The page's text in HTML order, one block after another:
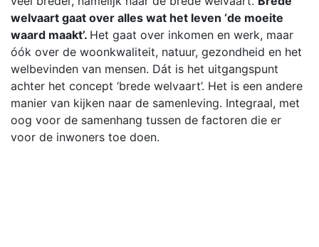
welvaart gaat over alles wat het leven ‘de moeite
waard maakt’. Het gaat over inkomen en werk, maar
óók over de woonkwaliteit, natuur, gezondheid en het
welbevinden van mensen. Dát is het uitgangspunt
achter het concept ‘brede welvaart’. Het is een andere
manier van kijken naar de samenleving. Integraal, met
oog voor de samenhang tussen de factoren die er
voor de inwoners toe doen.